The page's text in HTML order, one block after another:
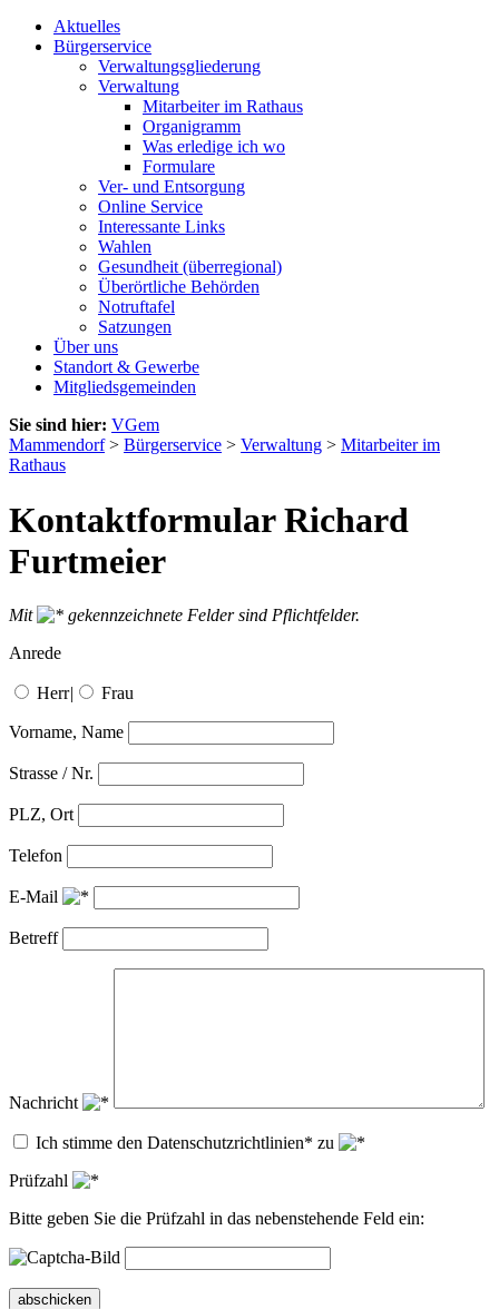
Aktuelles
Bürgerservice
Verwaltungsgliederung
Verwaltung
Mitarbeiter im Rathaus
Organigramm
Was erledige ich wo
Formulare
Ver- und Entsorgung
Online Service
Interessante Links
Wahlen
Gesundheit (überregional)
Überörtliche Behörden
Notruftafel
Satzungen
Über uns
Standort & Gewerbe
Mitgliedsgemeinden
Sie sind hier: VGem
Mammendorf> Bürgerservice > Verwaltung > Mitarbeiter im
Rathaus
Kontaktformular Richard
Furtmeier
Mit
gekennzeichnete Felder sind Pflichtfelder.
Anrede
Herr| Frau
Vorname, Name
Strasse / Nr.
PLZ, Ort
Telefon
E-Mail
Betreff
Nachricht
Ich stimme den Datenschutzrichtlinien* zu
Prüfzahl
Bitte geben Sie die Prüfzahl in das nebenstehende Feld ein:
abschicken